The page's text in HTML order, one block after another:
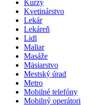
Kurzy
Kvetinárstvo
Lekár
Lekáreň
Lidl
Maliar
Masáže
Mäsiarstvo
Mestský úrad
Metro
Mobilné telefóny
Mobilný operátori